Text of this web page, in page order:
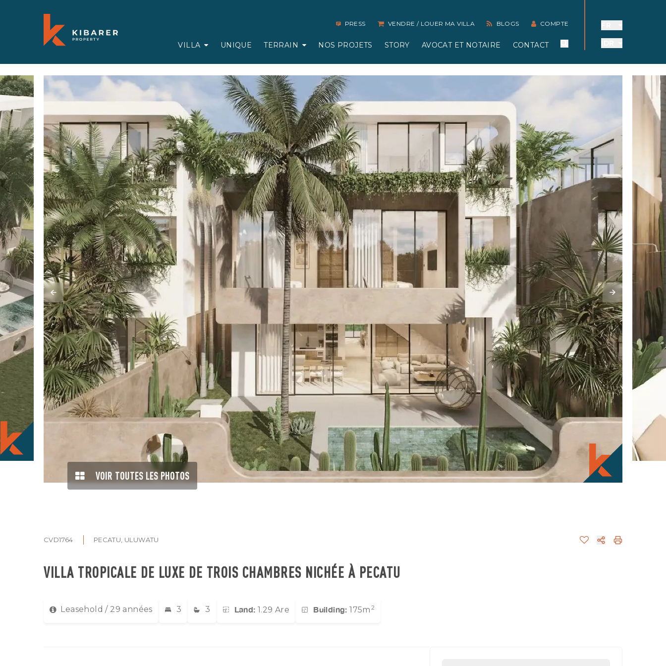
PRESS VENDRE / LOUER MA VILLA BLOGS COMPTE
VILLA UNIQUE TERRAIN NOS PROJETS STORY AVOCAT ET NOTAIRE CONTACT
VOIR TOUTES LES PHOTOS
CVD1764 PECATU, ULUWATU
VILLA TROPICALE DE LUXE DE TROIS CHAMBRES NICHÉE À PECATU
Leasehold / 29 années 3 3 Land: 1.29 Are Building: 175m 2